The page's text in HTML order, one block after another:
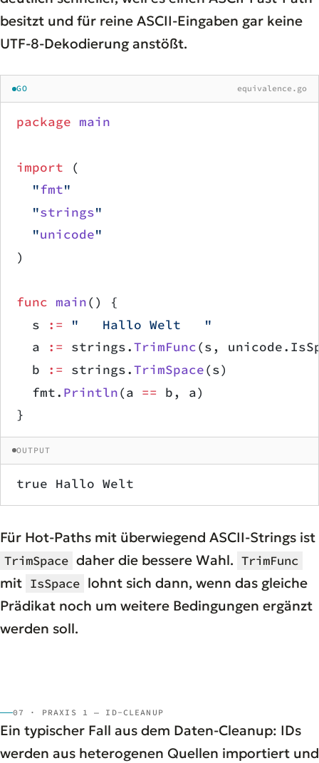
besitzt und für reine ASCII-Eingaben gar keine
UTF-8-Dekodierung anstößt.
GO equivalence.go
package main
import (
	"
fmt"
	"
strings"
	"
unicode"
)
func main() {
	s
:= "   Hallo Welt   "
	a
:= strings.TrimFunc(s,
	b
:= strings.TrimSpace(s)
	fmt.
Println(a == b, a)
}
OUTPUT
true Hallo Welt
Für Hot-Paths mit überwiegend ASCII-Strings ist
TrimSpace daher die bessere Wahl. TrimFunc
mit IsSpace lohnt sich dann, wenn das gleiche
Prädikat noch um weitere Bedingungen ergänzt
werden soll.
07 · PRAXIS 1 — ID-CLEANUP
Ein typischer Fall aus dem Daten-Cleanup: IDs
werden aus heterogenen Quellen importiert und